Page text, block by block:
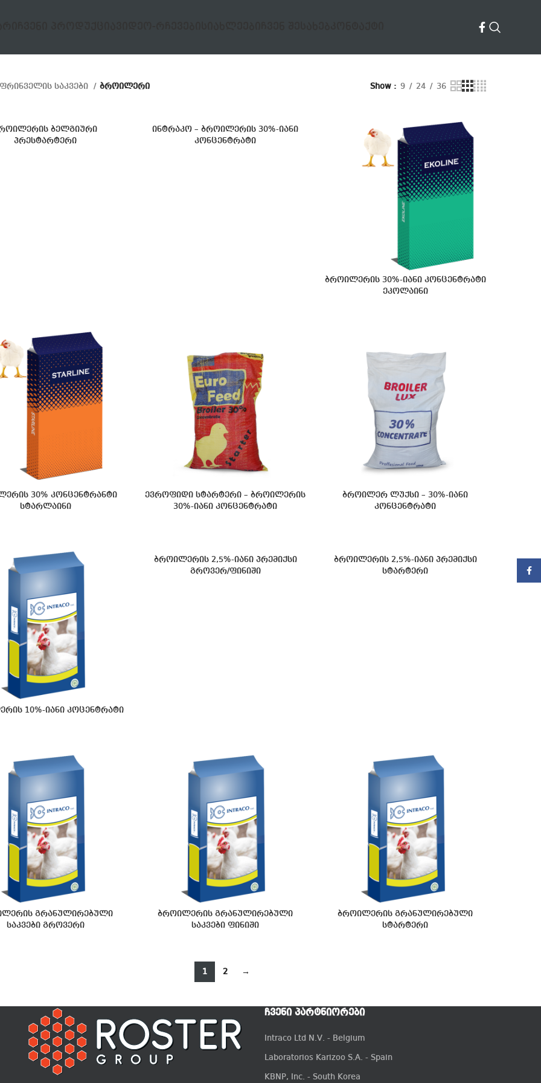
ფრინველის საკვები ბროილერი Show 9 24 36
ბელგიური
პრესტარტერი
ინტრაკო – ბროილერის 30%-იანი
კონცენტრატი
ბროილერის 30%-იანი კონცენტრატი
ეკოლაინი
30% კონცენტრანტი
სტარლაინი
ევროფიდი სტარტერი – ბროილერის
30%-იანი კონცენტრატი
ბროილერ ლუქსი – 30%-იანი
კონცენტრატი
10%-იანი კოცენტრატი
ბროილერის 2,5%-იანი პრემიქსი
გროვერ/ფინიში
ბროილერის 2,5%-იანი პრემიქსი
სტარტერი
გრანულირებული
საკვები გროვერი
ბროილერის გრანულირებული
საკვები ფინიში
ბროილერის გრანულირებული
სტარტერი
1 2 →
ᲩᲕᲔᲜᲘ ᲞᲐᲠᲢᲜᲘᲝᲠᲔᲑᲘ
Intraco Ltd N.V. - Belgium
Laboratorios Karizoo S.A. - Spain
KBNP, Inc. - South Korea